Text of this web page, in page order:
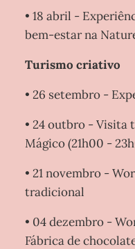
• 18 abril -
bem-estar na
Turismo criativo
• 26 setembro -
• 24 outbro - Visita
Mágico (21h00 -
• 21 novembro -
tradicional
• 04 dezembro -
Fábrica de